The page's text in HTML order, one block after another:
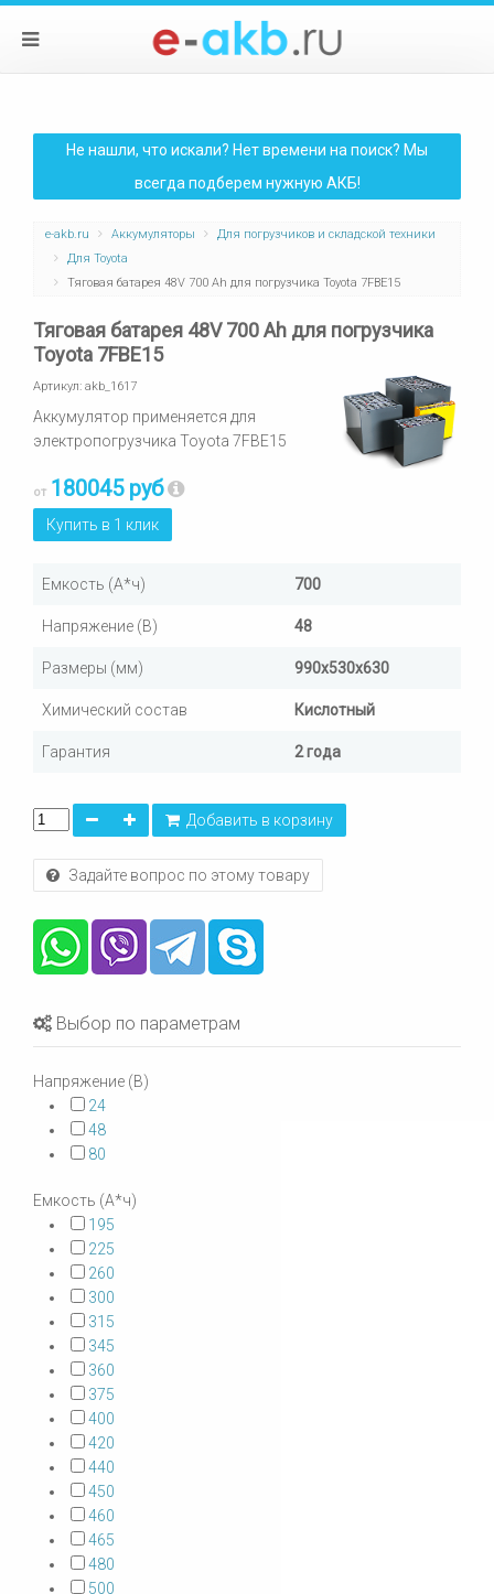
Не нашли, что искали? Нет времени на поиск? Мы
всегда подберем нужную АКБ!
e-akb.ru Аккумуляторы
Для погрузчиков и складской техники
Для Toyota
Тяговая батарея 48V 700 Ah для погрузчика Toyota 7FBE15
Тяговая батарея 48V 700 Ah для погрузчика
Toyota 7FBE15
Артикул: akb_1617
Аккумулятор применяется для
электропогрузчика Toyota 7FBE15
от 180045 руб
Купить в 1 клик
Емкость (А*ч) 700
Напряжение (В) 48
Размеры (мм) 990х530х630
Химический состав Кислотный
Гарантия 2 года
Добавить в корзину
Задайте вопрос по этому товару
Выбор по параметрам
Напряжение (В)
24
48
80
Емкость (А*ч)
195
225
260
300
315
345
360
375
400
420
440
450
460
465
480
500